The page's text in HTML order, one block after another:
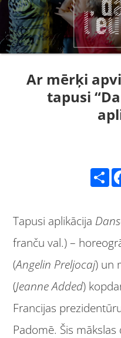
Ar mērķi
tapusi
Tapusi aplikācija
franču val.) –
(Angelin Preljocaj) un
(Jeanne Added)
Francijas
Padomē. Šis